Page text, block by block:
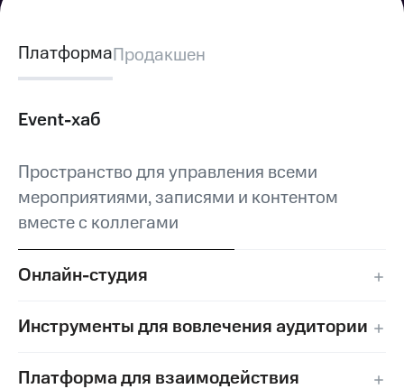
ПлатформаПродакшен
Event-хаб
Пространство для управления всеми
мероприятиями, записями и контентом
вместе с коллегами
Онлайн-студия
Запуск профессиональных брендированных
онлайн-трансляций и стримов
без привлечения технической команды
Инструменты для вовлечения аудитории
Опросы, голосования, квизы, викторины
Платформа для взаимодействия